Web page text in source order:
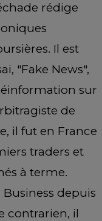
rédige
Il est
"Fake News",
sur
de
il fut en France
traders et
à terme.
depuis
contrarien, il